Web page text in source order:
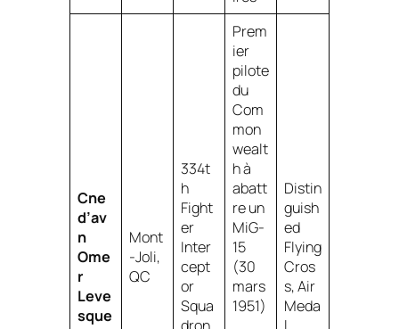
Cne
d’av
n
Ome
r
Leve
sque
Mont
-Joli,
QC
334t
h
Fight
er
Inter
cept
or
Squa
Prem
ier
pilote
du
Com
mon
wealt
h à
abatt
re un
MiG-
15
(30
mars
1951)
Distin
guish
ed
Flying
Cros
s, Air
Meda